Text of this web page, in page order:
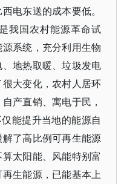
电东送的成本要低。
我国农村能源革命试
系统，充分利用生物
地热取暖、垃圾发电
大变化，农村人居环
产直销、寓电于民，
能提升当地的能源自
了高比例可再生能源
太阳能、风能特别富
生能源，已能基本上